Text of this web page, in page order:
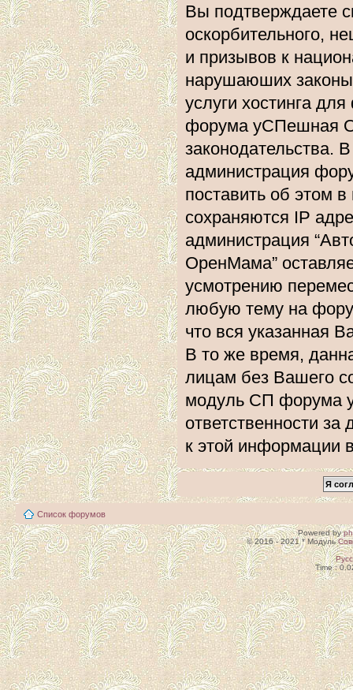
Вы подтверждаете
оскорбительного,
и призывов к
нарушаюших законы
услуги хостинга
форума уСПешная
законодательства.
администрация
поставить об этом
сохраняются IP
администрация
ОренМама”
усмотрению
любую тему на
что вся указанная
В то же время,
лицам без Вашего
модуль СП форума
ответственности за
к этой информации
Список форумов
Powered by
© 2016 - 2021 * Модуль
Time :